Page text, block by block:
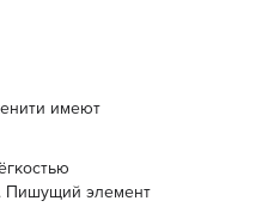
имеют
Пишущий элемент